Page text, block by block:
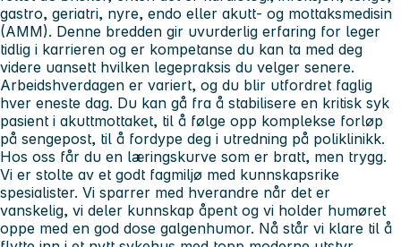
gastro, geriatri, nyre, endo eller akutt- og mottaksmedisin
(AMM). Denne bredden gir uvurderlig erfaring for leger
tidlig i karrieren og er kompetanse du kan ta med deg
videre uansett hvilken legepraksis du velger senere.
Arbeidshverdagen er variert, og du blir utfordret faglig
hver eneste dag. Du kan gå fra å stabilisere en kritisk syk
pasient i akuttmottaket, til å følge opp komplekse forløp
på sengepost, til å fordype deg i utredning på poliklinikk.
Hos oss får du en læringskurve som er bratt, men trygg.
Vi er stolte av et godt fagmiljø med kunnskapsrike
spesialister. Vi sparrer med hverandre når det er
vanskelig, vi deler kunnskap åpent og vi holder humøret
oppe med en god dose galgenhumor. Nå står vi klare til å